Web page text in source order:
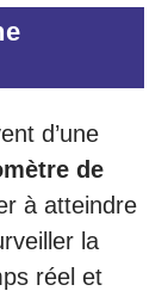
d’une
de
à atteindre
la
réel et